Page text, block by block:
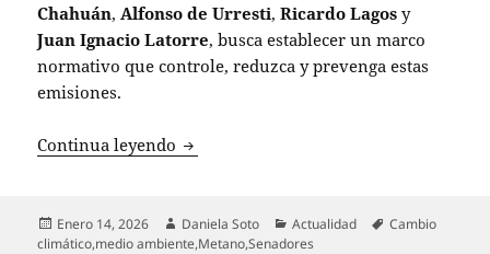
Chahuán,Alfonso de Urresti,Ricardo Lagos y
Juan Ignacio Latorre, busca establecer un marco
normativo que controle, reduzca y prevenga estas
emisiones.
Continua leyendo Senadores presentan proyecto de ley
Publicado
el
Enero 14, 2026 Autor
Daniela Soto Categorías
Actualidad Etiquetas
Cambio
climático,medio ambiente,Metano,Senadores